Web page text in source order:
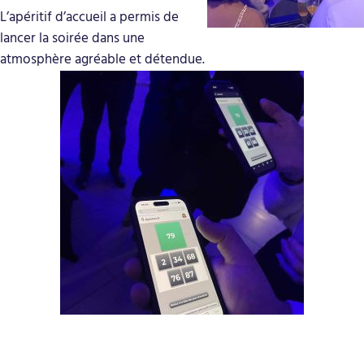
L’apéritif d’accueil a permis de
lancer la soirée dans une
atmosphère agréable et détendue.